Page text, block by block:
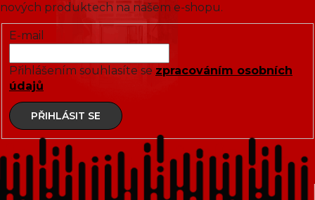
nových produktech na našem e-shopu.
E-mail
Přihlášením souhlasíte se zpracováním osobních
údajů
PŘIHLÁSIT SE